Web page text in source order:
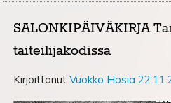
SALONKIPÄIVÄKIRJA
taiteilijakodissa
Kirjoittanut Vuokko Hosia